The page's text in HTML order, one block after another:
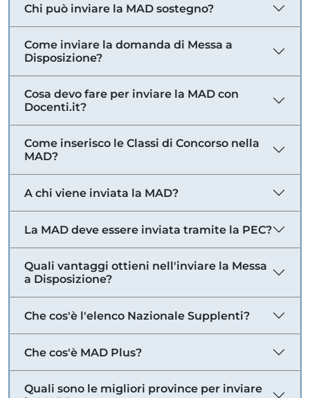
Chi può inviare la MAD sostegno?
Come inviare la domanda di Messa a
Disposizione?
Cosa devo fare per inviare la MAD con
Docenti.it?
Come inserisco le Classi di Concorso nella
MAD?
A chi viene inviata la MAD?
La MAD deve essere inviata tramite la PEC?
Quali vantaggi ottieni nell'inviare la Messa
a Disposizione?
Che cos'è l'elenco Nazionale Supplenti?
Che cos'è MAD Plus?
Quali sono le migliori province per inviare